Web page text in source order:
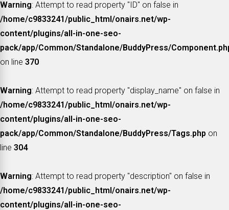
Warning: Attempt to read property "ID" on false in
/home/c9833241/public_html/onairs.net/wp-
content/plugins/all-in-one-seo-
pack/app/Common/Standalone/BuddyPress/
on line 370
Warning: Attempt to read property "display_name" on false in
/home/c9833241/public_html/onairs.net/wp-
content/plugins/all-in-one-seo-
pack/app/Common/Standalone/BuddyPress/Tags.php on
line 304
Warning: Attempt to read property "description" on false in
/home/c9833241/public_html/onairs.net/wp-
content/plugins/all-in-one-seo-